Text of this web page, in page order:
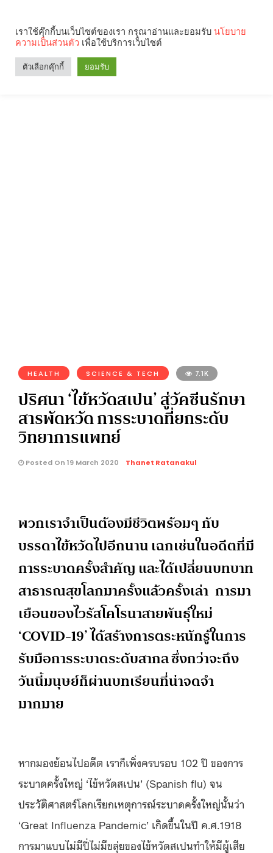
HEALTH SCIENCE & TECH 7.1K
ปริศนา ‘ไข้หวัดสเปน’ สู่วัคซีนรักษา
สารพัดหวัด การระบาดที่ยกระดับ
วิทยาการแพทย์
Posted On 19 March 2020 Thanet Ratanakul
พวกเราจำเป็นต้องมีชีวิตพร้อมๆ กับ
บรรดาไข้หวัดไปอีกนาน เฉกเช่นในอดีตที่มี
การระบาดครั้งสำคัญ และได้เปลี่ยนบทบาท
สาธารณสุขโลกมาครั้งแล้วครั้งเล่า การมา
เยือนของไวรัสโคโรนาสายพันธุ์ใหม่
‘COVID-19’ ได้สร้างการตระหนักรู้ในการ
รับมือการระบาดระดับสากล ซึ่งกว่าจะถึง
วันนี้มนุษย์ก็ผ่านบทเรียนที่น่าจดจำ
มากมาย
หากมองย้อนไปอดีต เราก็เพิ่งครบรอบ 102 ปี ของการ
ระบาดครั้งใหญ่ ‘ไข้หวัดสเปน’ (Spanish flu) จน
ประวัติศาสตร์โลกเรียกเหตุการณ์ระบาดครั้งใหญ่นั้นว่า
‘Great Influenza Pandemic’ เกิดขึ้นในปี ค.ศ.1918
การมาแบบไม่มีปี่ไม่มีขลุ่ยของไข้หวัดสเปนทำให้มีผู้เสีย
เราใช้คุ๊กกี้บนเว็บไซต์ของเรา กรุณาอ่านและยอมรับ นโยบาย
ความเป็นส่วนตัว เพื่อใช้บริการเว็บไซต์
ตัวเลือกคุ๊กกี้ ยอมรับ